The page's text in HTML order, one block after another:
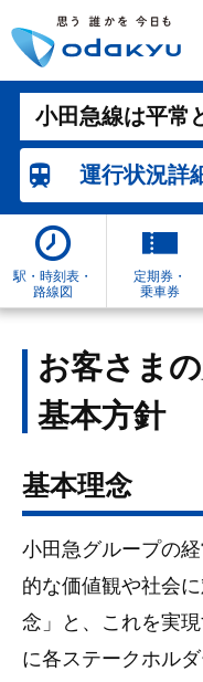
小田急線は平常
運行状況詳
駅・時刻表・
路線図
定期券・
乗車券
お客さま
基本方針
基本理念
小田急グループの
的な価値観や社会
念」と、これを実
に各ステークホル